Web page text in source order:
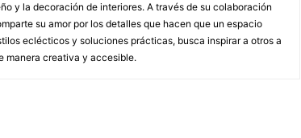
y la decoración de interiores. A través de su colaboración
su amor por los detalles que hacen que un espacio
eclécticos y soluciones prácticas, busca inspirar a otros a
manera creativa y accesible.